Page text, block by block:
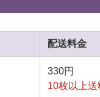
配送料金
330円
10枚以上送